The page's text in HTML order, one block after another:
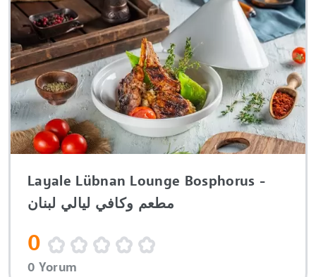
Layale Lübnan Lounge Bosphorus -
مطعم وكافي ليالي لبنان
0
0 Yorum